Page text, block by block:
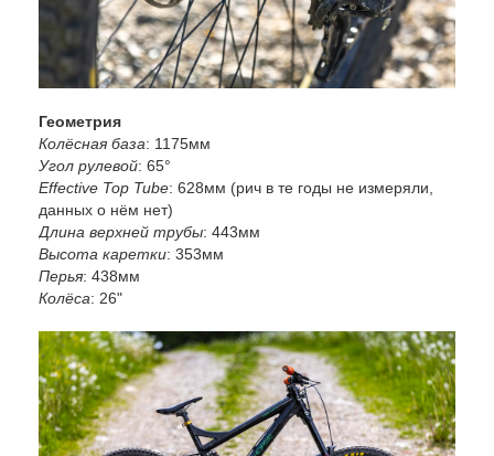
Геометрия
Колёсная база: 1175мм
Угол рулевой: 65°
Effective Top Tube: 628мм (рич в те годы не измеряли,
данных о нём нет)
Длина верхней трубы: 443мм
Высота каретки: 353мм
Перья: 438мм
Колёса: 26"